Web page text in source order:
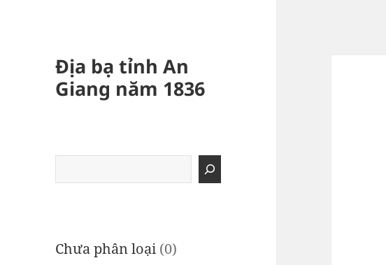
Địa bạ tỉnh An
Giang năm 1836
kiếm
Chưa phân loại(0)